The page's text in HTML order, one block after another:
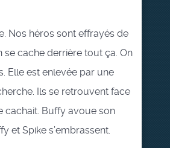
Nos héros sont effrayés de
se cache derrière tout ça. On
Elle est enlevée par une
Ils se retrouvent face
cachait. Buffy avoue son
et Spike s’embrassent.